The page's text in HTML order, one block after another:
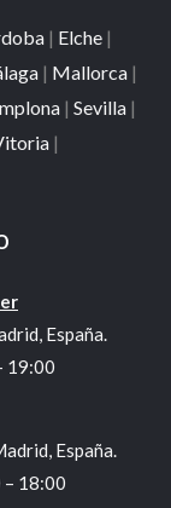
| Elche |
| Mallorca |
| Sevilla |
|
España.
19:00
España.
– 18:00